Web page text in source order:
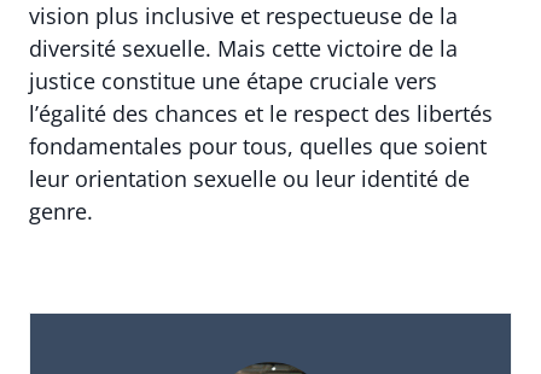
vision plus inclusive et respectueuse de la
diversité sexuelle. Mais cette victoire de la
justice constitue une étape cruciale vers
l’égalité des chances et le respect des libertés
fondamentales pour tous, quelles que soient
leur orientation sexuelle ou leur identité de
genre.